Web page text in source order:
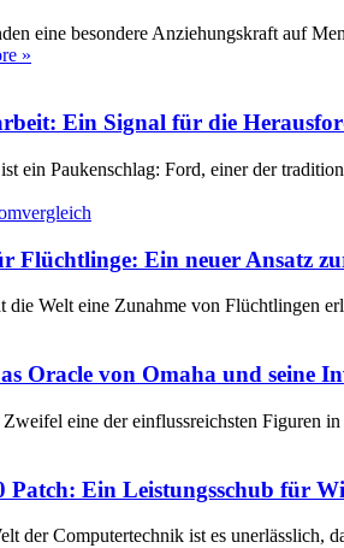
eine besondere Anziehungskraft auf
»
Ein Signal für die
ein Paukenschlag: Ford, einer der
Flüchtlinge: Ein neuer Ansatz
die Welt eine Zunahme von Flüchtlingen
Oracle von Omaha und seine
eine der einflussreichsten Figuren
Patch: Ein Leistungsschub für
der Computertechnik ist es unerlässlich,